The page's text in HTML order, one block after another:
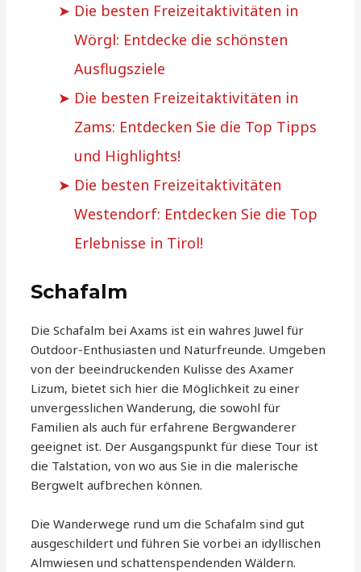
Die besten Freizeitaktivitäten in
Wörgl: Entdecke die schönsten
Ausflugsziele
Die besten Freizeitaktivitäten in
Zams: Entdecken Sie die Top Tipps
und Highlights!
Die besten Freizeitaktivitäten
Westendorf: Entdecken Sie die Top
Erlebnisse in Tirol!
Schafalm
Die Schafalm bei Axams ist ein wahres Juwel für
Outdoor-Enthusiasten und Naturfreunde. Umgeben
von der beeindruckenden Kulisse des Axamer
Lizum, bietet sich hier die Möglichkeit zu einer
unvergesslichen Wanderung, die sowohl für
Familien als auch für erfahrene Bergwanderer
geeignet ist. Der Ausgangspunkt für diese Tour ist
die Talstation, von wo aus Sie in die malerische
Bergwelt aufbrechen können.
Die Wanderwege rund um die Schafalm sind gut
ausgeschildert und führen Sie vorbei an idyllischen
Almwiesen und schattenspendenden Wäldern.